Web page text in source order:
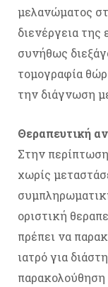
μελανώματος
διενέργεια
συνήθως
τομογραφία
την διάγνωση
Θεραπευτική
Στην
χωρίς
οριστική
πρέπει να
ιατρό για
παρακολούθηση